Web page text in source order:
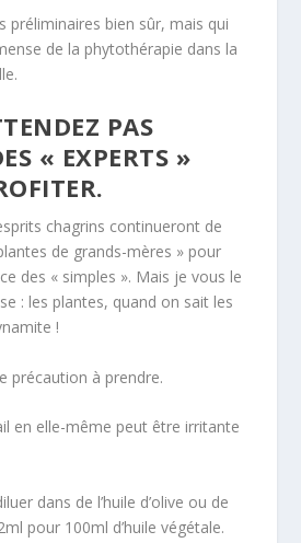
préliminaires bien sûr, mais qui
de la phytothérapie dans la
PAS
« EXPERTS »
chagrins continueront de
de grands-mères » pour
des « simples ». Mais je vous le
: les plantes, quand on sait les
!
précaution à prendre.
en elle-même peut être irritante
dans de l’huile d’olive ou de
pour 100ml d’huile végétale.